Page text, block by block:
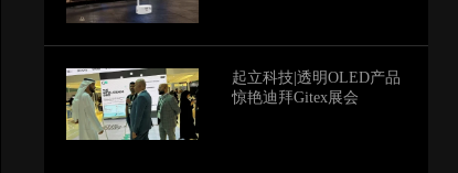
起立科技|透明OLED产品
惊艳迪拜Gitex展会